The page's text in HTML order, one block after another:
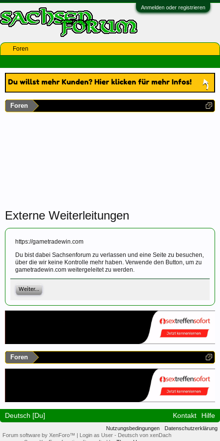
Anmelden oder registrieren
Foren
Externe Weiterleitungen
https://gametradewin.com
Du bist dabei Sachsenforum zu verlassen und eine Seite zu besuchen,
über die wir keine Kontrolle mehr haben. Verwende den Button, um zu
gametradewin.com weitergeleitet zu werden.
Weiter...
Foren
Foren
Deutsch [Du] Kontakt Hilfe
Nutzungsbedingungen
Datenschutzerklärung
Forum software by XenForo™ | Login as User - Deutsch von xenDach